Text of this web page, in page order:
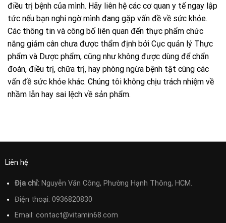
điều trị bệnh của mình. Hãy liên hệ các cơ quan y tế ngay lập
tức nếu bạn nghi ngờ mình đang gặp vấn đề về sức khỏe.
Các thông tin và công bố liên quan đến thực phẩm chức
năng giảm cân chưa được thẩm định bởi Cục quản lý Thực
phẩm và Dược phẩm, cũng như không được dùng để chẩn
đoán, điều trị, chữa trị, hay phòng ngừa bệnh tật cùng các
vấn đề sức khỏe khác. Chúng tôi không chịu trách nhiệm về
nhầm lẫn hay sai lệch về sản phẩm.
Liên hệ
Địa chỉ:Nguyễn Văn Công, Phường Hạnh Thông, HCM.
Điện thoại: 0936820830
Email: contact@vitamin68.com